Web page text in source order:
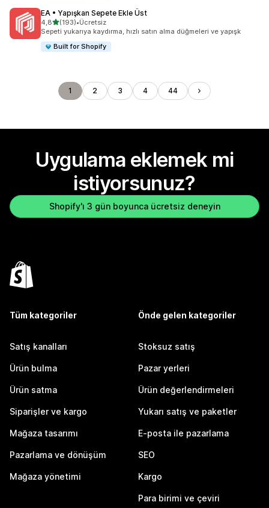
EA • Yapışkan Sepete Ekle Üst
4,85 yıldız üzerinden
(193)
toplam 193 değerlendirme
•Ücretsiz
Sepeti yukarıya kaydırma, hızlı satın alma düğmeleri ve yapışk
Built for Shopify
1 2 3 4 44
Uygulama eklemek mi
istiyorsunuz?
Shopify'ı 3 gün boyunca ücretsiz deneyin
Tüm kategoriler
Satış kanalları
Ürün bulma
Ürün satma
Siparişler ve kargo
Mağaza tasarımı
Pazarlama ve dönüşüm
Mağaza yönetimi
Önde gelen kategoriler
Stoksuz satış
Pazar yerleri
Ürün değerlendirmeleri
Yukarı satış ve paketler
E-posta ile pazarlama
SEO
Kargo
Para birimi ve çeviri